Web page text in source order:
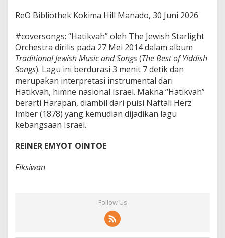
ReO Bibliothek Kokima Hill Manado, 30 Juni 2026
#coversongs: “Hatikvah” oleh The Jewish Starlight
Orchestra dirilis pada 27 Mei 2014 dalam album
Traditional Jewish Music and Songs(The Best of Yiddish
Songs). Lagu ini berdurasi 3 menit 7 detik dan
merupakan interpretasi instrumental dari
Hatikvah, himne nasional Israel. Makna “Hatikvah”
berarti Harapan, diambil dari puisi Naftali Herz
Imber (1878) yang kemudian dijadikan lagu
kebangsaan Israel.
REINER EMYOT OINTOE
Fiksiwan
Follow Us